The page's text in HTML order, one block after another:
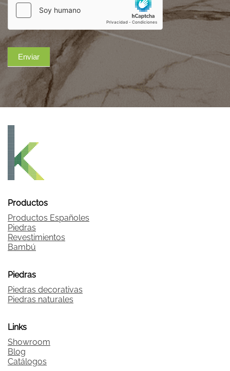
Enviar
Productos
Productos Españoles
Piedras
Revestimientos
Bambú
Piedras
Piedras decorativas
Piedras naturales
Links
Showroom
Blog
Catálogos